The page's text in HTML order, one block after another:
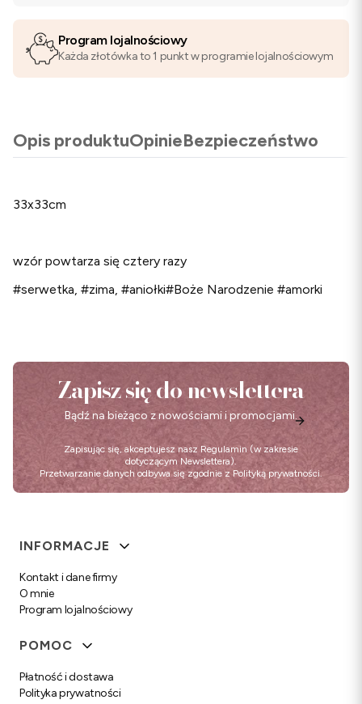
Program lojalnościowy
Każda złotówka to 1 punkt w programie lojalnościowym
Opis produktuOpinieBezpieczeństwo
33x33cm
wzór powtarza się cztery razy
#serwetka, #zima, #aniołki#Boże Narodzenie #amorki
Zapisz się do newslettera
Bądź na bieżąco z nowościami i promocjami.
Zapisując się, akceptujesz nasz Regulamin (w zakresie
dotyczącym Newslettera).
Przetwarzanie danych odbywa się zgodnie z Polityką prywatności.
Linki w stopce
INFORMACJE
Kontakt i dane firmy
O mnie
Program lojalnościowy
POMOC
Płatność i dostawa
Polityka prywatności